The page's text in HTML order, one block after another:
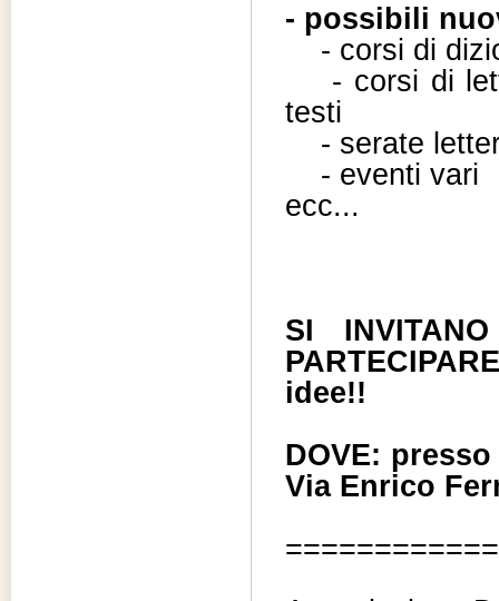
- possibili
- corsi di
- corsi di
testi
- serate
- eventi vari
ecc...
SI
idee!!
DOVE:
Via Enrico